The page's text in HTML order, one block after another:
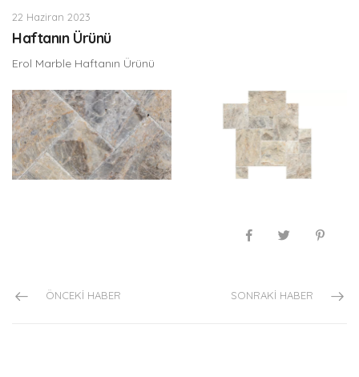
22 Haziran 2023
Haftanın Ürünü
Erol Marble Haftanın Ürünü
ÖNCEKI HABER SONRAKI HABER